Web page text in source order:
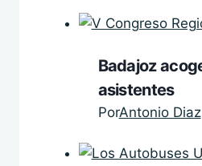
Badajoz
asistentes
PorAntonio Diaz